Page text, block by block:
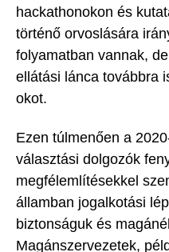
hackathonokon és
történő orvoslására
folyamatban vannak,
ellátási lánca továbbra
okot.
Ezen túlmenően a
választási dolgozók
megfélemlítésekkel
államban jogalkotási
biztonságuk és
Magánszervezetek,